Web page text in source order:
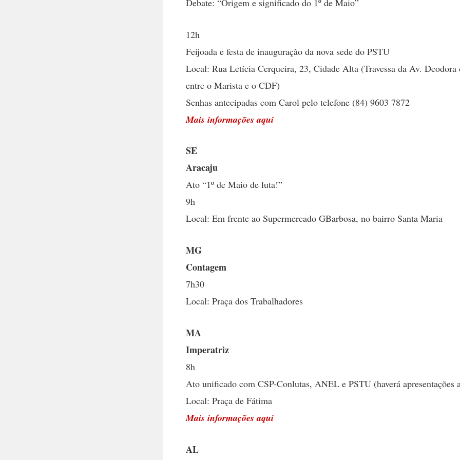
12h
Feijoada e festa de inauguração da nova sede do PSTU
Local: Rua Letícia Cerqueira, 23, Cidade Alta (Travessa da Av. Deodora
entre o Marista e o CDF)
Senhas antecipadas com Carol pelo telefone (84) 9603 7872
Mais informações aqui
SE
Aracaju
Ato “1º de Maio de luta!”
9h
Local: Em frente ao Supermercado GBarbosa, no bairro Santa Maria
MG
Contagem
7h30
Local: Praça dos Trabalhadores
MA
Imperatriz
8h
Ato unificado com CSP-Conlutas, ANEL e PSTU (haverá apresentações
Local: Praça de Fátima
Mais informações aqui
AL